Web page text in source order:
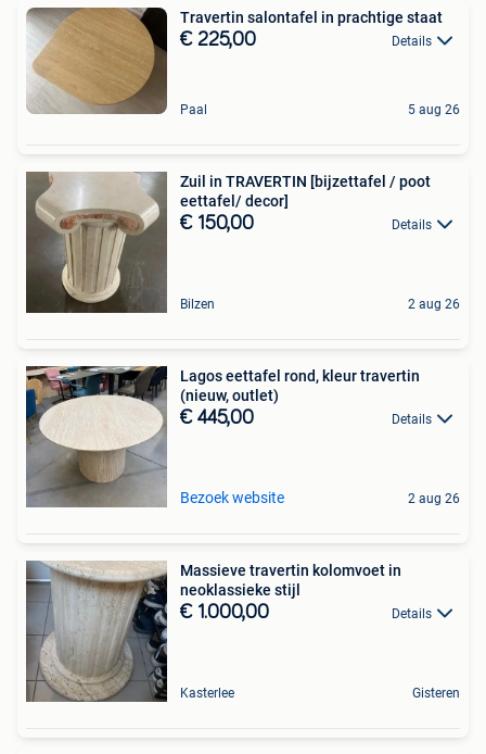
Travertin salontafel in prachtige staat
€ 225,00 Details
Paal 5 aug 26
Zuil in TRAVERTIN [bijzettafel / poot
eettafel/ decor]
€ 150,00 Details
Bilzen 2 aug 26
Lagos eettafel rond, kleur travertin
(nieuw, outlet)
€ 445,00 Details
Bezoek website 2 aug 26
Massieve travertin kolomvoet in
neoklassieke stijl
€ 1.000,00 Details
Kasterlee Gisteren